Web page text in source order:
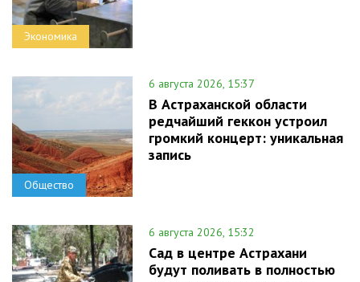
Экономика
Общество
6 августа 2026, 15:37
В Астраханской области
редчайший геккон устроил
громкий концерт: уникальная
запись
6 августа 2026, 15:32
Сад в центре Астрахани
будут поливать в полностью